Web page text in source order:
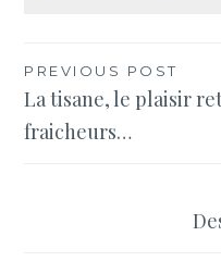
Navigation
de
PREVIOUS POST
La tisane, le plaisir
fraicheurs…